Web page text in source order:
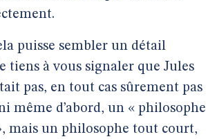
puisse sembler un détail
tiens à vous signaler que Jules
pas, en tout cas sûrement pas
même d’abord, un « philosophe
mais un philosophe tout court,